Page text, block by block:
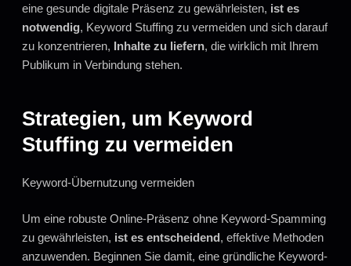
eine gesunde digitale Präsenz zu gewährleisten, ist es
notwendig, Keyword Stuffing zu vermeiden und sich darauf
zu konzentrieren, Inhalte zu liefern, die wirklich mit Ihrem
Publikum in Verbindung stehen.
Strategien, um Keyword
Stuffing zu vermeiden
Keyword-Übernutzung vermeiden
Um eine robuste Online-Präsenz ohne Keyword-Spamming
zu gewährleisten, ist es entscheidend, effektive Methoden
anzuwenden. Beginnen Sie damit, eine gründliche Keyword-